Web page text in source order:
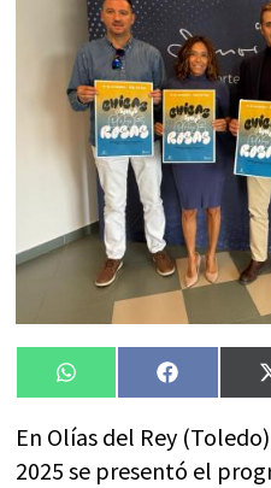
Compartir
en
WhatsApp
en
En Olías del Rey
2025 se presentó el